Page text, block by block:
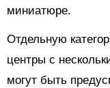
миниатюре.
Отдельную
центры с
могут быть